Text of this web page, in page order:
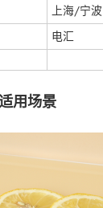
上海/宁波
电汇
用场景